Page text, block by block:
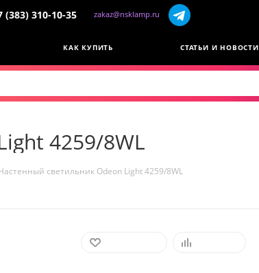
(383) 310-10-35 zakaz@nsklamp.ru
КАК КУПИТЬ СТАТЬИ И НОВОСТИ
4259/8WL
светильник Odeon Light 4259/8WL